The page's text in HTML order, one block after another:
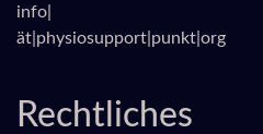
info|
ät|physiosupport|punkt|org
Rechtliches